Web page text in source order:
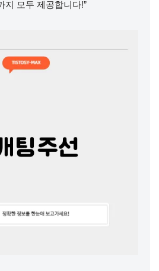
지 모두 제공합니다!”